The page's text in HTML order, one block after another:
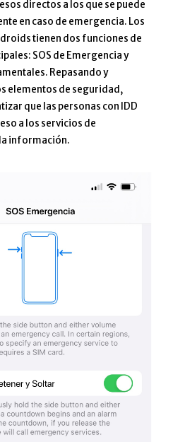
directos a los que se puede
en caso de emergencia. Los
tienen dos funciones de
SOS de Emergencia y
Repasando y
elementos de seguridad,
que las personas con IDD
a los servicios de
información.